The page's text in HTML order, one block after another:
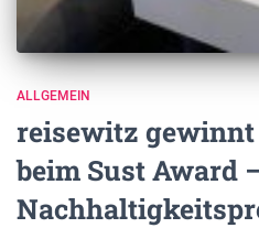
ALLGEMEIN
reisewitz gewinnt
beim Sust Award